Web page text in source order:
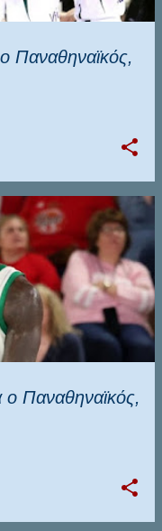
Παναθηναϊκός,
ο Παναθηναϊκός,